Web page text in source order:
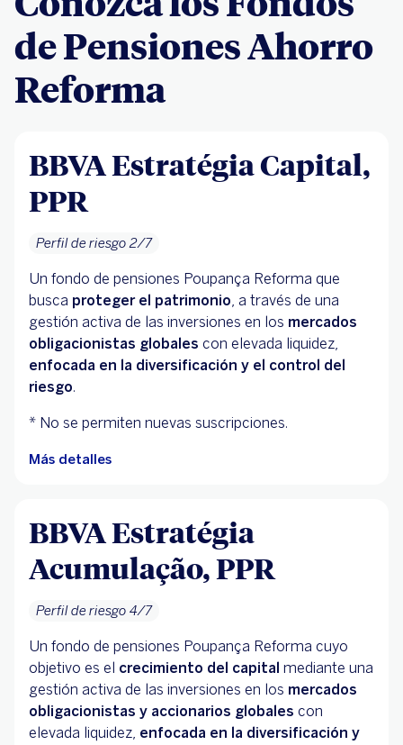
de Pensiones Ahorro
Reforma
BBVA Estratégia Capital,
PPR
Perfil de riesgo 2/7
Un fondo de pensiones Poupança Reforma que
busca proteger el patrimonio, a través de una
gestión activa de las inversiones en los mercados
obligacionistas globales con elevada liquidez,
enfocada en la diversificación y el control del
riesgo.
* No se permiten nuevas suscripciones.
Más detalles
BBVA Estratégia
Acumulação, PPR
Perfil de riesgo 4/7
Un fondo de pensiones Poupança Reforma cuyo
objetivo es el crecimiento del capital mediante una
gestión activa de las inversiones en los mercados
obligacionistas y accionarios globales con
elevada liquidez, enfocada en la diversificación y